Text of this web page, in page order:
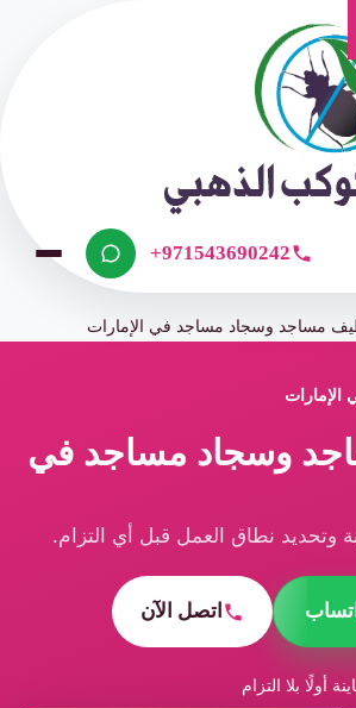
+971543690242
مساجد وسجاد مساجد في الإمارات
الإمارات
وسجاد مساجد في
وتحديد نطاق العمل قبل أي التزام.
اتصل الآن
أولًا بلا التزام